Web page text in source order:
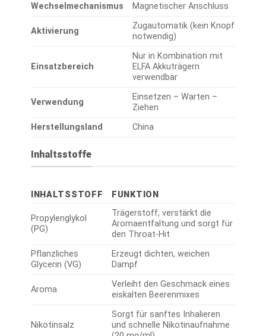
Wechselmechanismus
Magnetischer Anschluss
Aktivierung
Zugautomatik (kein Knopf
notwendig)
Einsatzbereich
Nur in Kombination mit
ELFA Akkuträgern
verwendbar
Verwendung
Einsetzen – Warten –
Ziehen
Herstellungsland
China
Inhaltsstoffe
INHALTSSTOFF FUNKTION
Propylenglykol
(PG)
Trägerstoff, verstärkt die
Aromaentfaltung und sorgt für
den Throat-Hit
Pflanzliches
Glycerin (VG)
Erzeugt dichten, weichen
Dampf
Aroma
Verleiht den Geschmack eines
eiskalten Beerenmixes
Nikotinsalz
Sorgt für sanftes Inhalieren
und schnelle Nikotinaufnahme